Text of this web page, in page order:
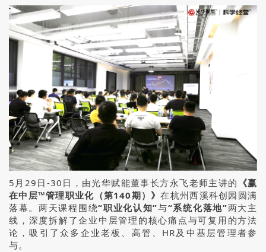
5月29日-30日，由光华赋能董事长方永飞老师主讲的 《赢
在中层™管理职业化（第140期）》在杭州西溪科创园圆满
落幕。两天课程围绕“职业化认知”与“系统化落地”两大主
线，深度拆解了企业中层管理的核心痛点与可复用的方法
论，吸引了众多企业老板、高管、HR及中基层管理者参
与。